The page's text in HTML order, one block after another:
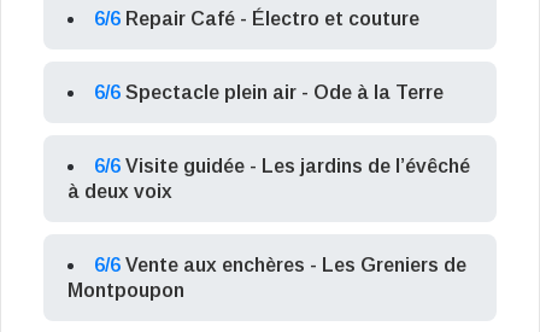
6/6 Repair Café - Électro et couture
6/6 Spectacle plein air - Ode à la Terre
6/6 Visite guidée - Les jardins de l’évêché
à deux voix
6/6 Vente aux enchères - Les Greniers de
Montpoupon